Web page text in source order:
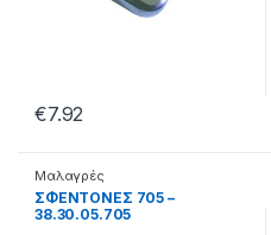
€7.92
Μαλαγρές
ΣΦΕΝΤΟΝΕΣ 705 –
38.30.05.705